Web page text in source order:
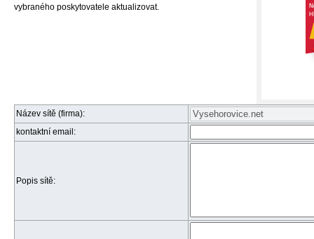
vybraného poskytovatele aktualizovat.
Název sítě (firma):
kontaktní email:
Popis sítě: